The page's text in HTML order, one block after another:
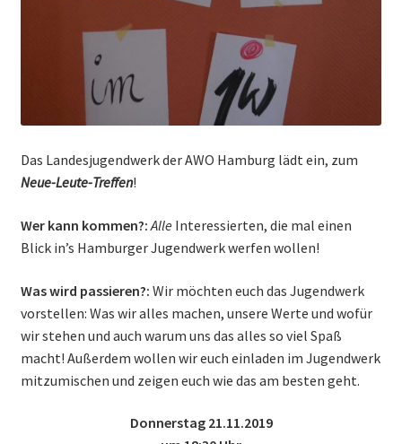
Das Landesjugendwerk der AWO Hamburg lädt ein, zum
Neue-Leute-Treffen!
Wer kann kommen?: Alle Interessierten, die mal einen
Blick in’s Hamburger Jugendwerk werfen wollen!
Was wird passieren?: Wir möchten euch das Jugendwerk
vorstellen: Was wir alles machen, unsere Werte und wofür
wir stehen und auch warum uns das alles so viel Spaß
macht! Außerdem wollen wir euch einladen im Jugendwerk
mitzumischen und zeigen euch wie das am besten geht.
Donnerstag 21.11.2019